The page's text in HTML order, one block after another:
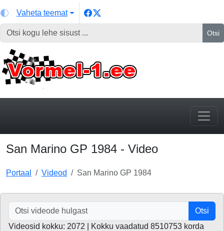
Vaheta teemat
Otsi
San Marino GP 1984 - Video
Portaal Videod San Marino GP 1984
Otsi
Videosid kokku: 2072 | Kokku vaadatud 8510753 korda